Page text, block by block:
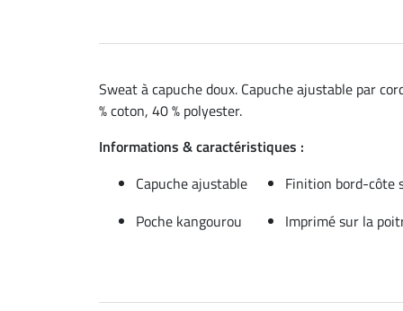
Sweat à capuche doux. Capuche ajustable par
% coton, 40 % polyester.
Informations & caractéristiques :
Capuche ajustable
Finition bord-côte
Poche kangourou
Imprimé sur la